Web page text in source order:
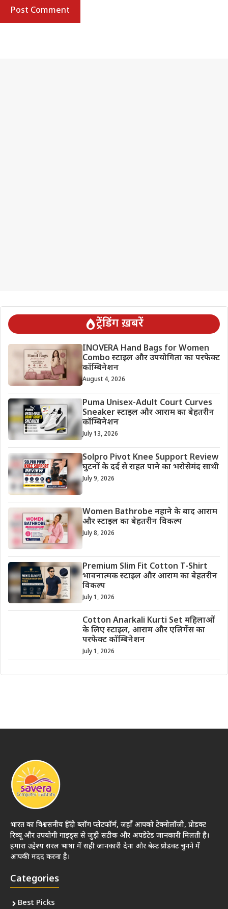
ट्रेंडिंग ख़बरें
INOVERA Hand Bags for Women
Combo स्टाइल और उपयोगिता का परफेक्ट
कॉम्बिनेशन
August 4, 2026
Puma Unisex-Adult Court Curves
Sneaker स्टाइल और आराम का बेहतरीन
कॉम्बिनेशन
July 13, 2026
Solpro Pivot Knee Support Review
घुटनों के दर्द से राहत पाने का भरोसेमंद साथी
July 9, 2026
Women Bathrobe नहाने के बाद आराम
और स्टाइल का बेहतरीन विकल्प
July 8, 2026
Premium Slim Fit Cotton T-Shirt
भावनात्मक स्टाइल और आराम का बेहतरीन
विकल्प
July 1, 2026
Cotton Anarkali Kurti Set महिलाओं
के लिए स्टाइल, आराम और एलिगेंस का
परफेक्ट कॉम्बिनेशन
July 1, 2026
भारत का विश्वसनीय हिंदी ब्लॉग प्लेटफॉर्म, जहाँ आपको टेक्नोलॉजी, प्रोडक्ट
रिव्यू और उपयोगी गाइड्स से जुड़ी सटीक और अपडेटेड जानकारी मिलती है।
हमारा उद्देश्य सरल भाषा में सही जानकारी देना और बेस्ट प्रोडक्ट चुनने में
आपकी मदद करना है।
Categories
Best Picks